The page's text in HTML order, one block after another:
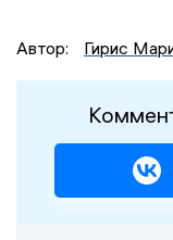
Автор: Гирис